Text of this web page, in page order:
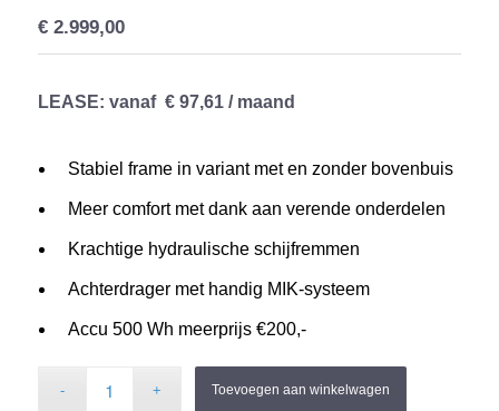
€2.999,00
LEASE: vanaf € 97,61 / maand
Stabiel frame in variant met en zonder bovenbuis
Meer comfort met dank aan verende onderdelen
Krachtige hydraulische schijfremmen
Achterdrager met handig MIK-systeem
Accu 500 Wh meerprijs €200,-
Toevoegen aan winkelwagen